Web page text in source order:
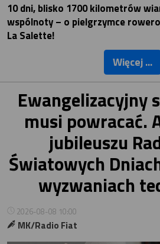
10 dni, blisko 1700 kilometrów
wspólnoty – o pielgrzymce
La Salette!
Więcej ...
Ewangelizacyjny
musi powracać.
jubileuszu
Światowych
wyzwaniach
2026-08-08 10:00
MK/Radio Fiat